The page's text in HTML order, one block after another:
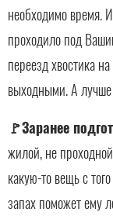
необходимо время.
проходило под
переезд хвостика
выходными. А лучше
🚩Заранее
жилой, не
какую-то вещь с
запах поможет ему